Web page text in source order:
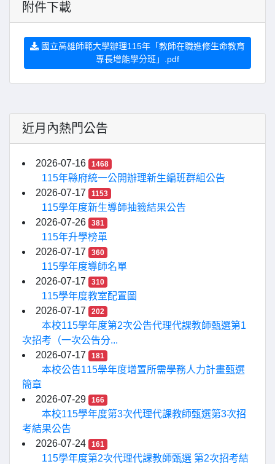
附件下載
國立高雄師範大學辦理115年「教師在職進修生命教育
專長增能學分班」.pdf
近月內熱門公告
2026-07-16 1468
115年縣府統一公開辦理新生編班群組公告
2026-07-17
1153
115學年度新生導師抽籤結果公告
2026-07-26
381
115年升學榜單
2026-07-17
360
115學年度導師名單
2026-07-17
310
115學年度教室配置圖
2026-07-17
202
本校115學年度第2次公告代理代課教師甄選第1
次招考（一次公告分...
2026-07-17
181
本校公告115學年度增置所需學務人力計畫甄選
簡章
2026-07-29
166
本校115學年度第3次代理代課教師甄選第3次招
考結果公告
2026-07-24
161
115學年度第2次代理代課教師甄選 第2次招考結